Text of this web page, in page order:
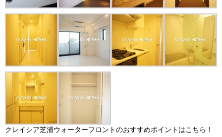
クレイシア芝浦ウォーターフロントのおすすめポイントはこちら！